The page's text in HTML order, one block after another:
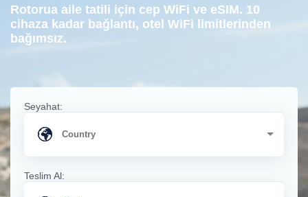
Rotorua aile tatili için cep WiFi ve eSIM. 10
cihaza kadar bağlantı, otel WiFi limitlerinden
bağımsız.
Seyahat:
Teslim Al: